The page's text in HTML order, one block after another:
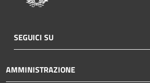
SEGUICI SU
AMMINISTRAZIONE